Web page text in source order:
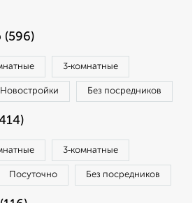
(596)
3‑комнатные
Новостройки Без посредников
3‑комнатные
Посуточно Без посредников